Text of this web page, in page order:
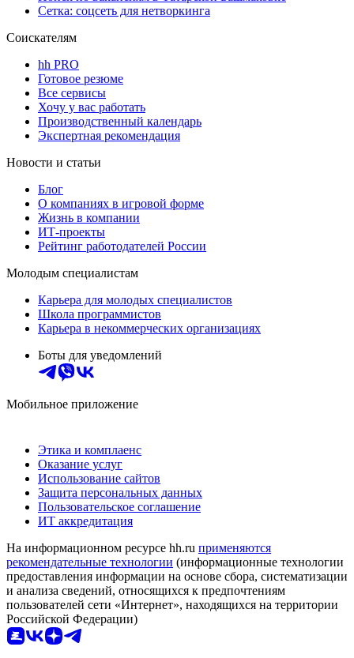
Сетка: соцсеть для нетворкинга
Соискателям
hh PRO
Готовое резюме
Все сервисы
Хочу у вас работать
Производственный календарь
Экспертная рекомендация
Новости и статьи
Блог
О компаниях в игровой форме
Жизнь в компании
ИТ-проекты
Рейтинг работодателей России
Молодым специалистам
Карьера для молодых специалистов
Школа программистов
Карьера в некоммерческих организациях
Боты для уведомлений
Мобильное приложение
Этика и комплаенс
Оказание услуг
Использование сайтов
Защита персональных данных
Пользовательское соглашение
ИТ аккредитация
На информационном ресурсе hh.ru применяются
рекомендательные технологии (информационные технологии
предоставления информации на основе сбора, систематизации
и анализа сведений, относящихся к предпочтениям
пользователей сети «Интернет», находящихся на территории
Российской Федерации)